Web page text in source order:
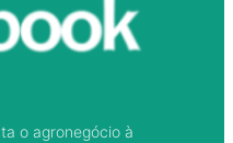
o agronegócio à